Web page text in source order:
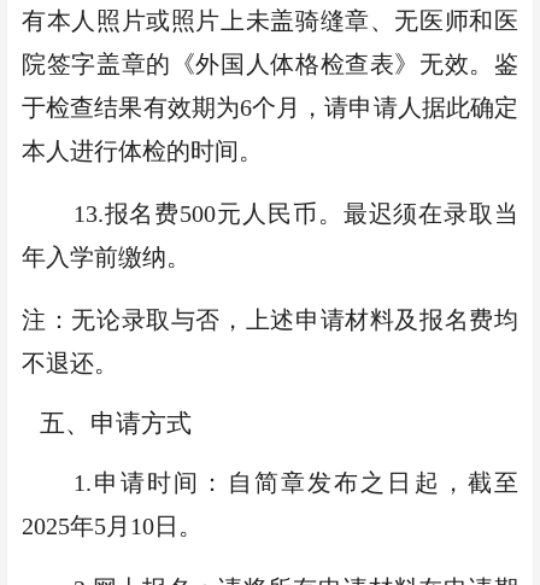
有本人照片或照片上未盖骑缝章、无医师和医
院签字盖章的《外国人体格检查表》无效。鉴
于检查结果有效期为6个月，请申请人据此确定
本人进行体检的时间。
13.报名费500元 人民币。最迟须在录取当
年入学前缴纳。
注：无论录取与否，上述申请材料及报名费均
不退还。
五、申请方式
1.申请时间：自简章发布之日起，截至
2025年5月 10日 。